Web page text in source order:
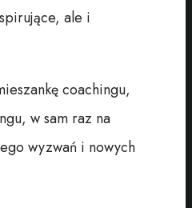
ale i
coachingu,
w sam raz na
wyzwań i nowych